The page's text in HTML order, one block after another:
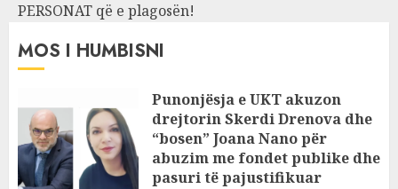
PERSONAT që e plagosën!
MOS I HUMBISNI
Punonjësja e UKT akuzon
drejtorin Skerdi Drenova dhe
“bosen” Joana Nano për
abuzim me fondet publike dhe
pasuri të pajustifikuar